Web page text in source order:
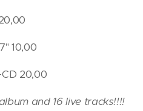
10,00
20,00
and 16 live tracks!!!!